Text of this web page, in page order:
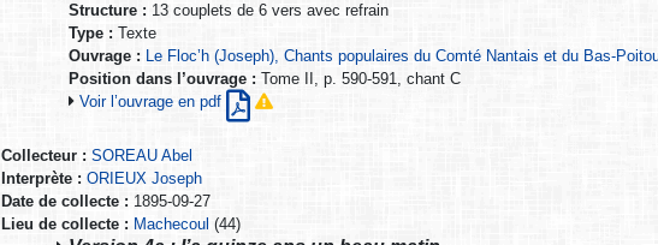
Structure : 13 couplets de 6 vers avec refrain
Type : Texte
Ouvrage : Le Floc’h (Joseph), Chants populaires du Comté Nantais et du Bas-
Position dans l’ouvrage :Tome II, p. 590-591, chant C
Voir l’ouvrage en pdf
Collecteur : SOREAU Abel
Interprète : ORIEUX Joseph
Date de collecte : 1895-09-27
Lieu de collecte : Machecoul (44)